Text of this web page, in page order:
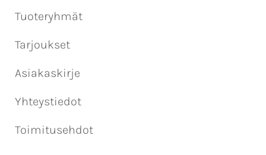
Tuoteryhmät
Tarjoukset
Asiakaskirje
Yhteystiedot
Toimitusehdot